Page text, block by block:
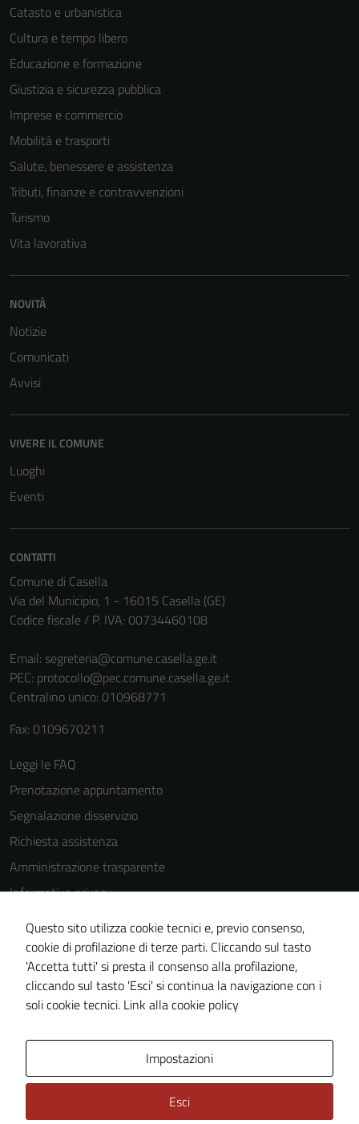
Catasto e urbanistica
Cultura e tempo libero
Educazione e formazione
Giustizia e sicurezza pubblica
Imprese e commercio
Mobilità e trasporti
Salute, benessere e assistenza
Tributi, finanze e contravvenzioni
Turismo
Vita lavorativa
NOVITÀ
Notizie
Comunicati
Avvisi
VIVERE IL COMUNE
Luoghi
Eventi
CONTATTI
Comune di Casella
Via del Municipio, 1 - 16015 Casella (GE)
Codice fiscale / P. IVA: 00734460108
Email: segreteria@comune.casella.ge.it
PEC: protocollo@pec.comune.casella.ge.it
Centralino unico: 010968771
Fax: 0109670211
Leggi le FAQ
Prenotazione appuntamento
Segnalazione disservizio
Richiesta assistenza
Amministrazione trasparente
Informativa privacy
Cookie Policy
Note legali
Dichiarazione di accessibilità
Piano di miglioramento del sito
Questo sito utilizza cookie tecnici e, previo consenso,
cookie di profilazione di terze parti. Cliccando sul tasto
'Accetta tutti' si presta il consenso alla profilazione,
cliccando sul tasto 'Esci' si continua la navigazione con i
soli cookie tecnici. Link alla cookie policy
Impostazioni
Esci
Questi cookie
sono necessari
per il
Terze parti
Questi cookie
sono
impostati da
una serie di
servizi esterni
(si veda la
Cookie policy
estesa per i